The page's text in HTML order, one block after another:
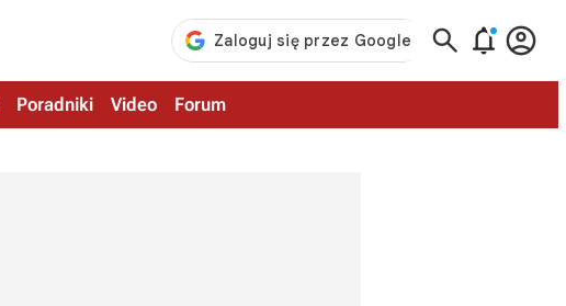
  
Poradniki Video Forum